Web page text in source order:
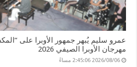
عمرو سليم يُبهر جمهور الأوبرا على
مهرجان الأوبرا الصيفي 2026
2026/08/06 2:45:06 مساءً